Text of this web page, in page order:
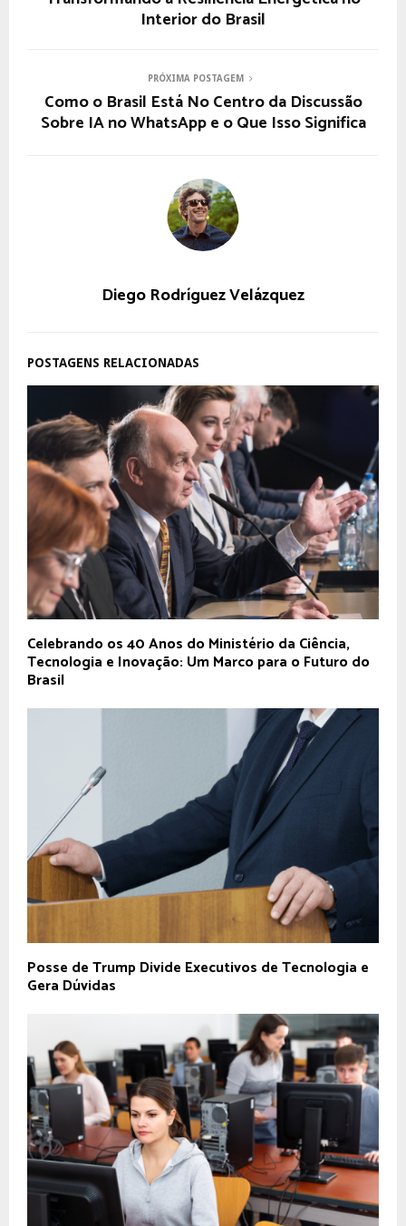
Interior do Brasil
PRÓXIMA POSTAGEM
Como o Brasil Está No Centro da Discussão
Sobre IA no WhatsApp e o Que Isso Significa
Diego Rodríguez Velázquez
POSTAGENS RELACIONADAS
Celebrando os 40 Anos do Ministério da Ciência,
Tecnologia e Inovação: Um Marco para o Futuro do
Brasil
Posse de Trump Divide Executivos de Tecnologia e
Gera Dúvidas